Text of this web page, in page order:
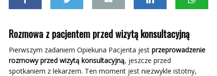
Rozmowa z pacjentem przed wizytą konsultacyjną
Pierwszym zadaniem Opiekuna Pacjenta jest przeprowadzenie
rozmowy przed wizytą konsultacyjną, jeszcze przed
spotkaniem z lekarzem. Ten moment jest niezwykle istotny,